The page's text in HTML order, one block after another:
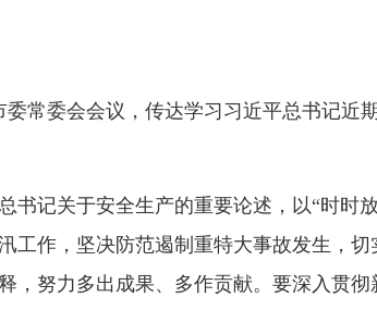
委会会议，传达学习习近平总书记近
记关于安全生产的重要论述，以“时时
工作 ，坚决防范遏制重特大事故发生，
，努力多出成果、多作贡献。要深入贯